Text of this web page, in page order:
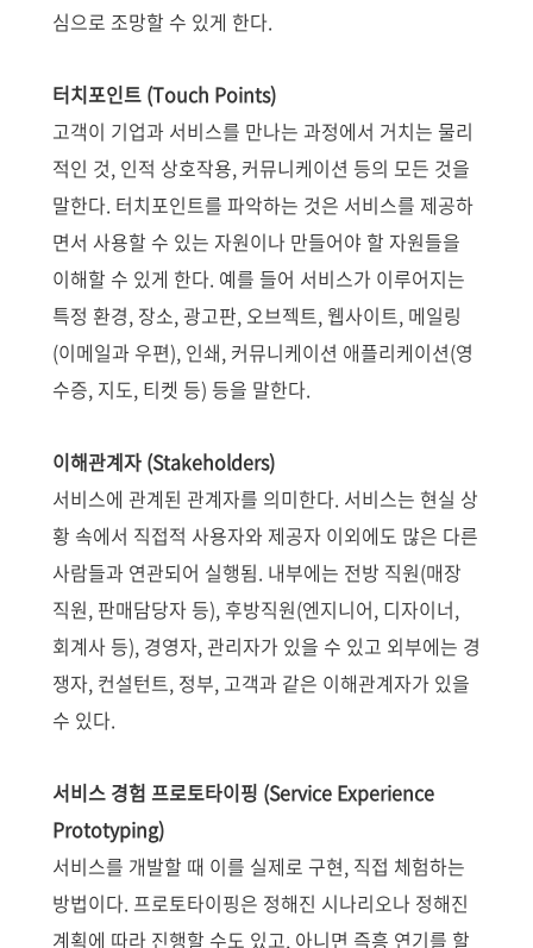
심으로 조망할 수 있게 한다.
터치포인트 (Touch Points)
고객이 기업과 서비스를 만나는 과정에서 거치는 물리
적인 것, 인적 상호작용, 커뮤니케이션 등의 모든 것을
말한다. 터치포인트를 파악하는 것은 서비스를 제공하
면서 사용할 수 있는 자원이나 만들어야 할 자원들을
이해할 수 있게 한다. 예를 들어 서비스가 이루어지는
특정 환경, 장소, 광고판, 오브젝트, 웹사이트, 메일링
(이메일과 우편), 인쇄, 커뮤니케이션 애플리케이션(영
수증, 지도, 티켓 등) 등을 말한다.
이해관계자 (Stakeholders)
서비스에 관계된 관계자를 의미한다. 서비스는 현실 상
황 속에서 직접적 사용자와 제공자 이외에도 많은 다른
사람들과 연관되어 실행됨. 내부에는 전방 직원(매장
직원, 판매담당자 등), 후방직원(엔지니어, 디자이너,
회계사 등), 경영자, 관리자가 있을 수 있고 외부에는 경
쟁자, 컨설턴트, 정부, 고객과 같은 이해관계자가 있을
수 있다.
서비스 경험 프로토타이핑 (Service Experience
Prototyping)
서비스를 개발할 때 이를 실제로 구현, 직접 체험하는
방법이다. 프로토타이핑은 정해진 시나리오나 정해진
계획에 따라 진행할 수도 있고, 아니면 즉흥 연기를 할